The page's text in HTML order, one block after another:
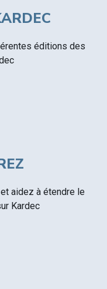
éditions des
aidez à étendre le
Kardec